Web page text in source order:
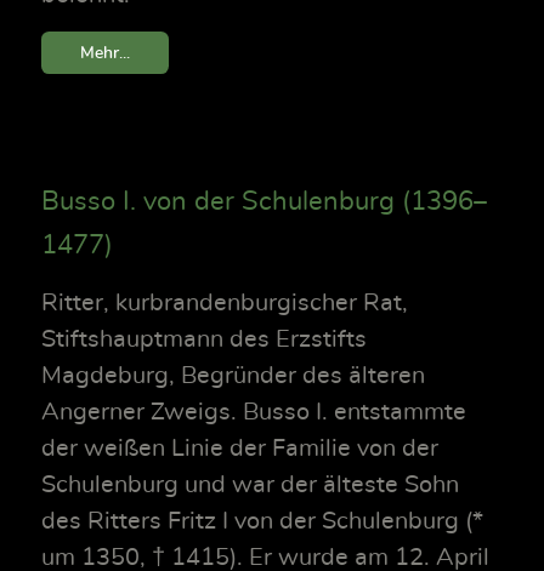
Mehr...
Busso I. von der Schulenburg (1396–
1477)
Ritter, kurbrandenburgischer Rat,
Stiftshauptmann des Erzstifts
Magdeburg, Begründer des älteren
Angerner Zweigs. Busso I. entstammte
der weißen Linie der Familie von der
Schulenburg und war der älteste Sohn
des Ritters Fritz I von der Schulenburg (*
um 1350, † 1415). Er wurde am 12. April